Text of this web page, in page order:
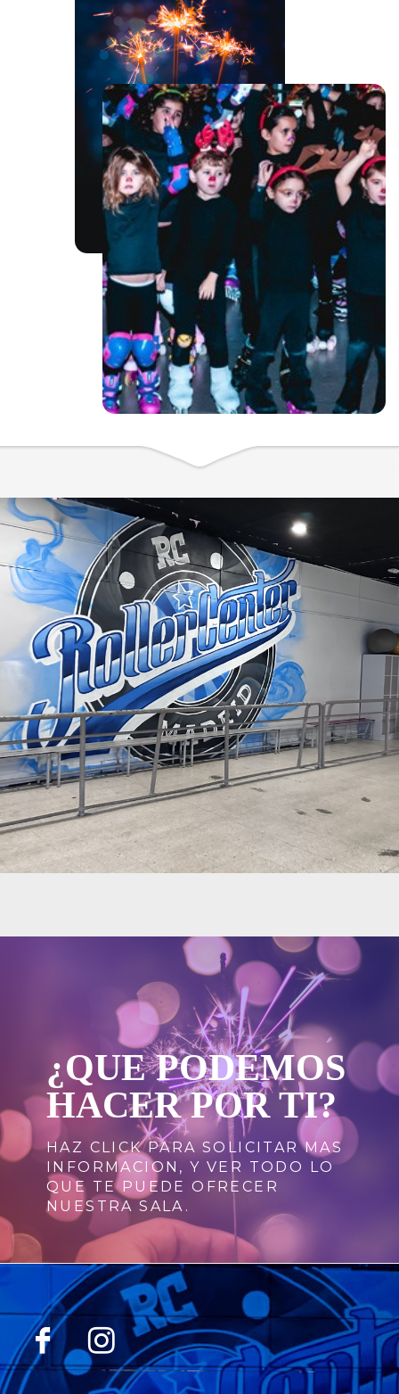
¿QUE PODEMOS
HACER POR TI?
HAZ CLICK PARA SOLICITAR MAS
INFORMACION, Y VER TODO LO
QUE TE PUEDE OFRECER
NUESTRA SALA.